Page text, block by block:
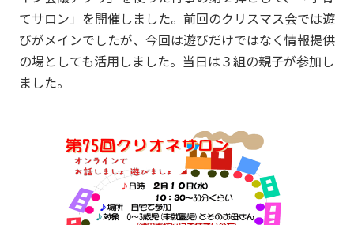
てサロン」を開催しました。前回のクリスマス会では遊
びがメインでしたが、今回は遊びだけではなく情報提供
の場としても活用しました。当日は３組の親子が参加し
ました。